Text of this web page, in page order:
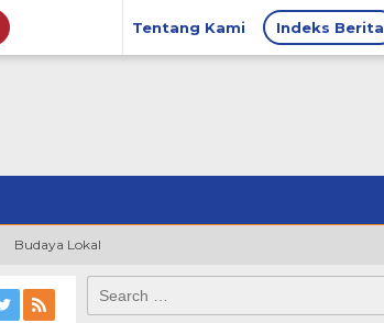
Tentang Kami Indeks Berita
Budaya Lokal
for: